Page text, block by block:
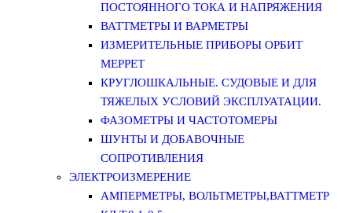
ПОСТОЯННОГО ТОКА И НАПРЯЖЕНИЯ
ВАТТМЕТРЫ И ВАРМЕТРЫ
ИЗМЕРИТЕЛЬНЫЕ ПРИБОРЫ ОРБИТ
МЕРРЕТ
КРУГЛОШКАЛЬНЫЕ. СУДОВЫЕ И ДЛЯ
ТЯЖЕЛЫХ УСЛОВИЙ ЭКСПЛУАТАЦИИ.
ФАЗОМЕТРЫ И ЧАСТОТОМЕРЫ
ШУНТЫ И ДОБАВОЧНЫЕ
СОПРОТИВЛЕНИЯ
ЭЛЕКТРОИЗМЕРЕНИЕ
АМПЕРМЕТРЫ, ВОЛЬТМЕТРЫ,ВАТТМЕТР